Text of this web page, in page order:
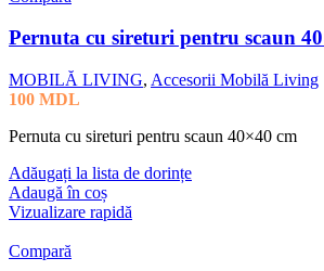
Pernuta cu sireturi pentru scaun
MOBILĂ LIVING, Accesorii Mobilă Living
100 MDL
Pernuta cu sireturi pentru scaun 40×40 cm
Adăugați la lista de dorințe
Adaugă în coș
Vizualizare rapidă
Compară